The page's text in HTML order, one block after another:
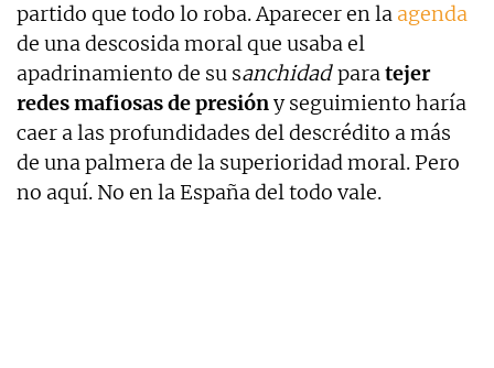
partido que todo lo roba. Aparecer en la agenda
de una descosida moral que usaba el
apadrinamiento de su sanchidadparatejer
redes mafiosas de presióny seguimiento haría
caer a las profundidades del descrédito a más
de una palmera de la superioridad moral. Pero
no aquí. No en la España del todo vale.